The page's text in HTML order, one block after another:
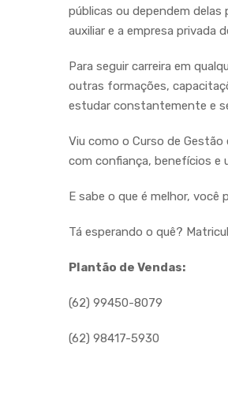
públicas ou dependem
auxiliar e a empresa privada
Para seguir carreira em
outras formações,
estudar constantemente e
Viu como o Curso de Gestão
com confiança, benefícios e
E sabe o que é melhor,
Tá esperando o quê?
Plantão de Vendas:
(62) 99450-8079
(62) 98417-5930